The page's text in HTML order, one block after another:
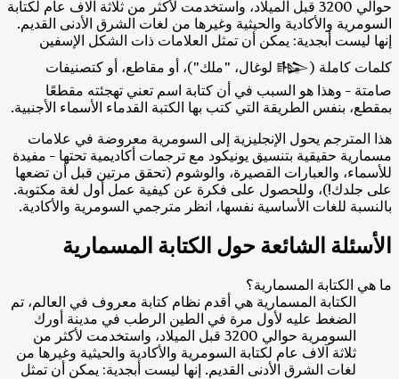
حوالي 3200 قبل الميلاد، واستخدمت لأكثر من ثلاثة آلاف عام لكتابة
السومرية والأكادية والحيثية وغيرها من لغات الشرق الأدنى القديم.
إنها ليست أبجدية: يمكن أن تمثل العلامات ذات الشكل الإسفين
كلمات كاملة (𒈗 لوغال، "ملك")، أو مقاطع، أو كتصنيفات
صامتة - وهذا هو السبب في أن كتابة اسم تعني تهجئته مقطعًا
بمقطع، بنفس الطريقة التي كتب بها الكتبة القدماء الأسماء الأجنبية.
هذا المترجم يحول الإنجليزية إلى السومرية معروضة في علامات
مسمارية حقيقية بتنسيق يونيكود مع ترجمات أكاديمية تحتها - مفيدة
للأسماء، والعبارات القصيرة، والوشوم (تحقق مرتين قبل أن تضعها
على جلدك!)، وللحصول على فكرة عن كيفية عمل أول لغة مكتوبة.
بالنسبة للغات الأساسية نفسها، انظر مترجمي السومرية والأكادية.
الأسئلة الشائعة حول الكتابة المسمارية
ما هي الكتابة المسمارية؟
الكتابة المسمارية هي أقدم نظام كتابة معروف في العالم، تم
الضغط عليه لأول مرة في الطين الرطب في مدينة أورك
السومرية حوالي 3200 قبل الميلاد، واستخدمت لأكثر من
ثلاثة آلاف عام لكتابة السومرية والأكادية والحيثية وغيرها من
لغات الشرق الأدنى القديم. إنها ليست أبجدية: يمكن أن تمثل